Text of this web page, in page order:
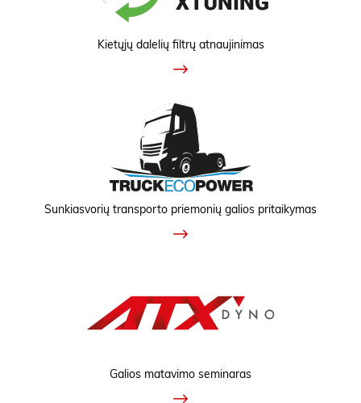
Kietųjų dalelių filtrų atnaujinimas
Sunkiasvorių transporto priemonių galios pritaikymas
Galios matavimo seminaras